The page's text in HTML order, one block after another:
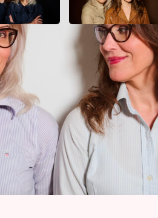
v rozhovoru pro Prima
operatér, kde v hlavní roli
moment z natáčení.
probíhá náročná
protože na place měli